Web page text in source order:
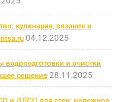
кулинария, вязание и
04.12.2025
и очистки
решение 28.11.2025